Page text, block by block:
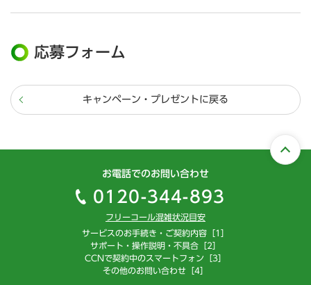
応募フォーム
キャンペーン・プレゼントに戻る
お電話でのお問い合わせ
0120-344-893
フリーコール混雑状況目安
サービスのお手続き・ご契約内容［1］
サポート・操作説明・不具合［2］
CCNで契約中のスマートフォン［3］
その他のお問い合わせ［4］